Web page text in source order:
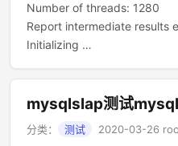
Number of threads: 1280
Report intermediate results
Initializing …
mysqlslap测试
分类： 测试 2020-03-26